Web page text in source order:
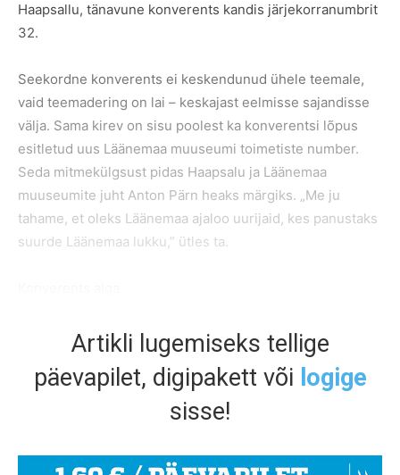
Haapsallu, tänavune konverents kandis järjekorranumbrit
32.
Seekordne konverents ei keskendunud ühele teemale,
vaid teemadering on lai – keskajast eelmisse sajandisse
välja. Sama kirev on sisu poolest ka konverentsi lõpus
esitletud uus Läänemaa muuseumi toimetiste number.
Seda mitmekülgsust pidas Haapsalu ja Läänemaa
muuseumite juht Anton Pärn heaks märgiks. „Me ju
tahame, et oleks Läänemaa ajaloo uurijaid, kes panustaks
suurde Läänemaa lukku,” ütles ta.
Artikli lugemiseks tellige
päevapilet, digipakett või logige
sisse!